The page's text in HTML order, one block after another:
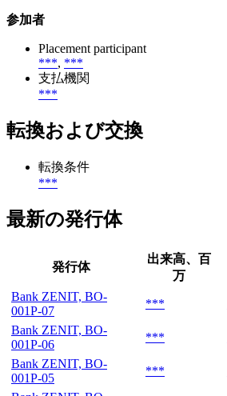
参加者
Placement participant
***, ***
支払機関
***
転換および交換
転換条件
***
最新の発行体
発行体
出来高、百
万
Bank ZENIT, BO-
001P-07
***
Bank ZENIT, BO-
001P-06
***
Bank ZENIT, BO-
001P-05
***